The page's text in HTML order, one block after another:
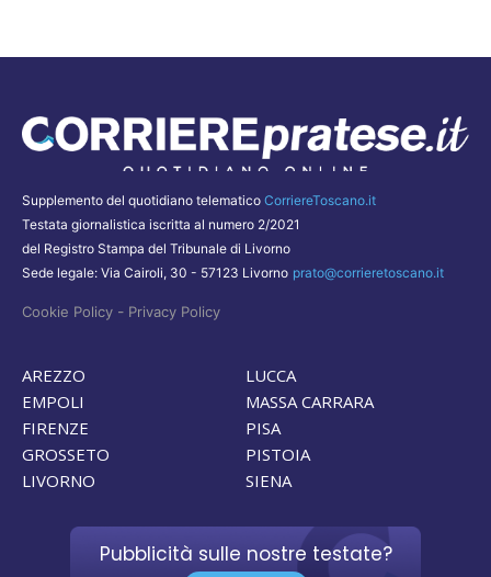
Supplemento del quotidiano telematico CorriereToscano.it
Testata giornalistica iscritta al numero 2/2021
del Registro Stampa del Tribunale di Livorno
Sede legale: Via Cairoli, 30 - 57123 Livorno prato@corrieretoscano.it
Cookie Policy - Privacy Policy
AREZZO
EMPOLI
FIRENZE
GROSSETO
LIVORNO
LUCCA
MASSA CARRARA
PISA
PISTOIA
SIENA
Pubblicità sulle nostre testate?